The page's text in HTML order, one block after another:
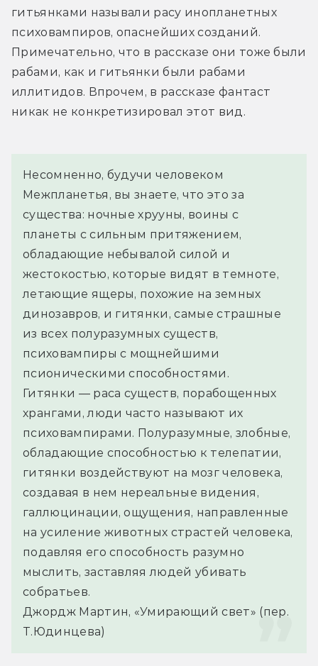
гитьянками называли расу инопланетных
психовампиров, опаснейших созданий.
Примечательно, что в рассказе они тоже были
рабами, как и гитьянки были рабами
иллитидов. Впрочем, в рассказе фантаст
никак не конкретизировал этот вид.
Несомненно, будучи человеком
Межпланетья, вы знаете, что это за
существа: ночные хрууны, воины с
планеты с сильным притяжением,
обладающие небывалой силой и
жестокостью, которые видят в темноте,
летающие ящеры, похожие на земных
динозавров, и гитянки, самые страшные
из всех полуразумных существ,
психовампиры с мощнейшими
псионическими способностями.
Гитянки — раса существ, порабощенных
хрангами, люди часто называют их
психовампирами. Полуразумные, злобные,
обладающие способностью к телепатии,
гитянки воздействуют на мозг человека,
создавая в нем нереальные видения,
галлюцинации, ощущения, направленные
на усиление животных страстей человека,
подавляя его способность разумно
мыслить, заставляя людей убивать
собратьев.
Джордж Мартин, «Умирающий свет» (пер.
Т.Юдинцева)